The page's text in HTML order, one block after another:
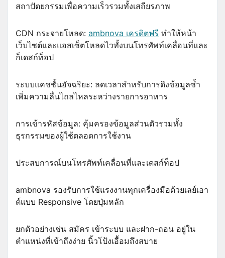
สถาปัตยกรรมเพื่อความเร็วรวมทั้งเสถียรภาพ
CDN กระจายโหลด: ambnova เครดิตฟรี ทำให้หน้า
เว็บไซต์และแอสเซ็ตโหลดไวทั้งบนโทรศัพท์เคลื่อนที่และ
ก็เดสก์ท็อป
ระบบแคชชั้นอัจฉริยะ: ลดเวลาสำหรับการดึงข้อมูลซ้ำ
เพิ่มความลื่นไถลไหลระหว่างรายการอาหาร
การเข้ารหัสข้อมูล: คุ้มครองข้อมูลส่วนตัวรวมทั้ง
ธุรกรรมของผู้ใช้ตลอดการใช้งาน
ประสบการณ์บนโทรศัพท์เคลื่อนที่และเดสก์ท็อป
ambnova รองรับการใช้แรงงานทุกเครื่องมือด้วยเลย์เอา
ต์แบบ Responsive โดยปุ่มหลัก
ยกตัวอย่างเช่น สมัคร เข้าระบบ และฝาก-ถอน อยู่ใน
ตำแหน่งที่เข้าถึงง่าย นิ้วโป้งเอื้อมถึงสบาย